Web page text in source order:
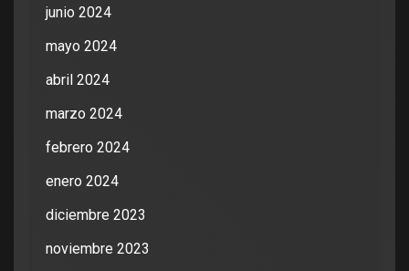
junio 2024
mayo 2024
abril 2024
marzo 2024
febrero 2024
enero 2024
diciembre 2023
noviembre 2023